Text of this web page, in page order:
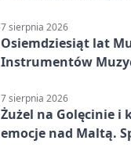
7 sierpnia 2026
Osiemdziesiąt lat
Instrumentów
7 sierpnia 2026
Żużel na Golęcinie i
emocje nad Maltą.